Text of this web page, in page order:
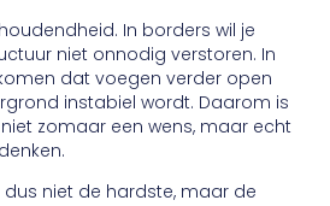
In borders wil je
niet onnodig verstoren. In
dat voegen verder open
instabiel wordt. Daarom is
zomaar een wens, maar echt
niet de hardste, maar de